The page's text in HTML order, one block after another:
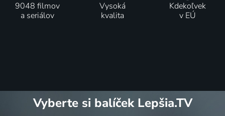
9048 filmov
a seriálov
Vysoká
kvalita
Kdekoľvek
v EÚ
Vyberte si balíček Lepšia.TV